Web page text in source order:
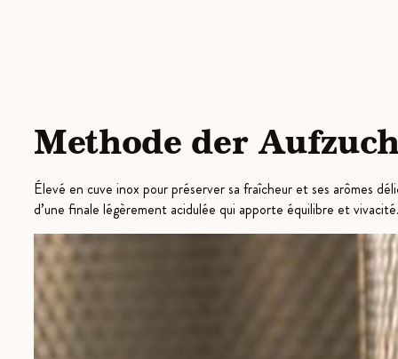
Methode der
Élevé en cuve inox pour préserver sa fraîcheur et ses arômes
d’une finale légèrement acidulée qui apporte équilibre et